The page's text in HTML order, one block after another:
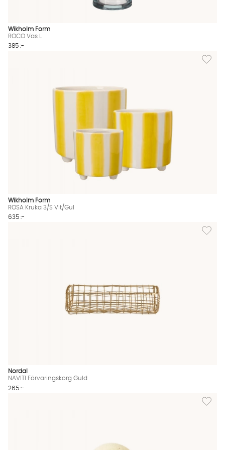
Wikholm Form
ROCO Vas L
385 :-
Lägg
Wikholm Form
ROSA Kruka 3/S Vit/Gul
635 :-
Lägg
Nordal
NAVITI Förvaringskorg Guld
265 :-
Lägg